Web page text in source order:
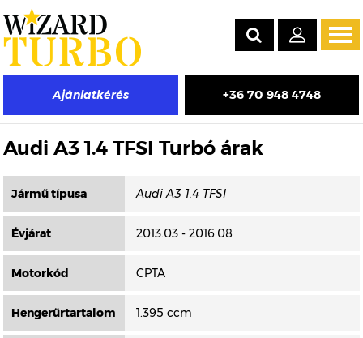
Ajánlatkérés +36 70 948 4748
Másik típus választása
Audi A3 1.4 TFSI Turbó árak
Jármű típusa
Évjárat 2013.03 - 2016.08
Motorkód CPTA
Hengerűrtartalom 1.395 ccm